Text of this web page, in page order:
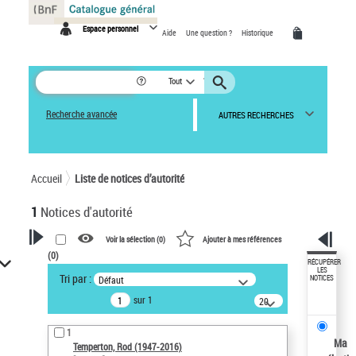
Espace personnel Aide Une question ? Historique
Tout
Recherche avancée AUTRES RECHERCHES
Accueil Liste de notices d’autorité
1 Notices d'autorité
VOTRE RECHERCHE
Recherche avancée dans les
notices d’autorité
Œuvres liées à l'auteur :
Temperton, Rod (1947-2016)
Voir la sélection (0) Ajouter à mes références
(0)
Tri par : Défaut
sur 1
20
résultats/page
1
Temperton, Rod (1947-2016)
RÉCUPÉRER
LES
NOTICES
Ma
Panneau de gestion des cookies